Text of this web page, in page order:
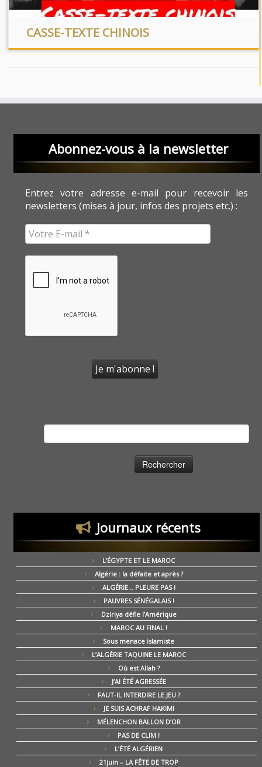
CASSE-TEXTE CHINOIS
Abonnez-vous à la newsletter
Entrez votre adresse e-mail pour recevoir les
newsletters (mises à jour, infos des projets etc.) :
Journaux récents
L’ÉGYPTE ET LE MAROC
Algérie : la défaite et après ?
ALGÉRIE… PLEURE PAS !
PAUVRES SÉNÉGALAIS !
Dziriya défie l’Amérique
MAROC AU FINAL !
Sous menace islamiste
L’ALGÉRIE TAQUINE LE MAROC
Où est Allah ?
J’AI ÉTÉ AGRESSÉE
FAUT-IL INTERDIRE LE JEU ?
JE SUIS ACHRAF HAKIMI
MÉLENCHON BALLON D’OR
PAS DE CLIM !
L’ÉTÉ ALGÉRIEN
21juin – LA FÊTE DE TROP